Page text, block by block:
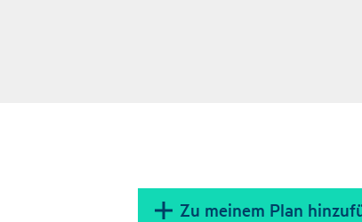
Zu meinem Plan